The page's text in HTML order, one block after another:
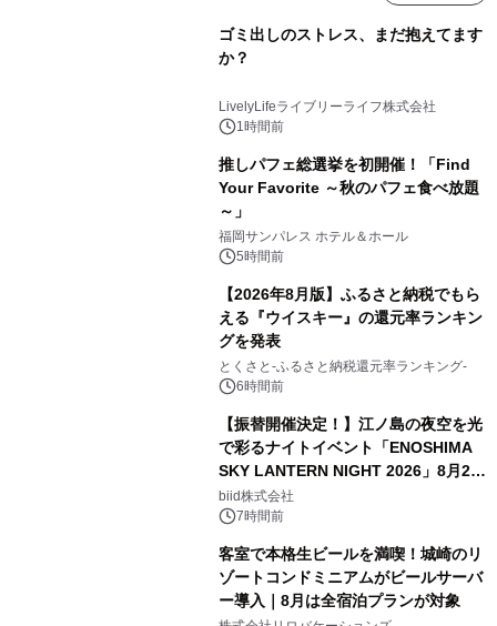
ゴミ出しのストレス、まだ抱えてます
か？
LivelyLifeライブリーライフ株式会社
1時間前
推しパフェ総選挙を初開催！「Find
Your Favorite ～秋のパフェ食べ放題
～」
福岡サンパレス ホテル＆ホール
5時間前
【2026年8月版】ふるさと納税でもら
える『ウイスキー』の還元率ランキン
グを発表
とくさと-ふるさと納税還元率ランキング-
6時間前
【振替開催決定！】江ノ島の夜空を光
で彩るナイトイベント「ENOSHIMA
SKY LANTERN NIGHT 2026」8月22
日(土)振替開催＆受付スタート！
biid株式会社
7時間前
客室で本格生ビールを満喫！城崎のリ
ゾートコンドミニアムがビールサーバ
ー導入｜8月は全宿泊プランが対象